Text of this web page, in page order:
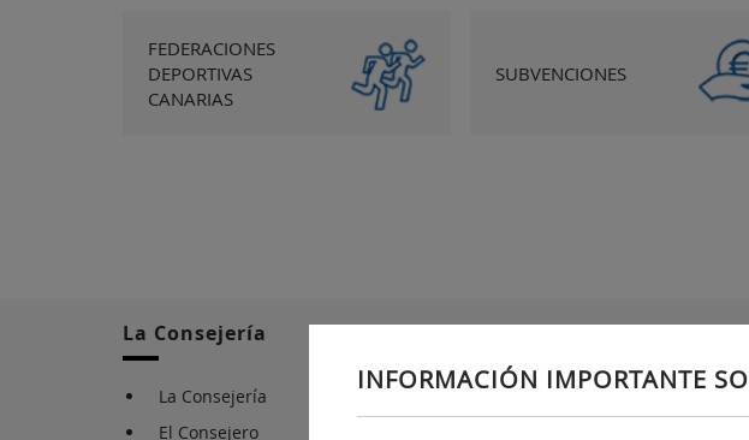
FEDERACIONES
DEPORTIVAS
CANARIAS
SUBVENCIONES
La Consejería
La Consejería
El Consejero
Redes
INFORMACIÓN IMPORTANTE